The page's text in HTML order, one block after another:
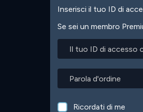
Inserisci il tuo ID di
Se sei un membro
tuo
di
accesso
o
soprannome
d'ordine
Ricordati di me